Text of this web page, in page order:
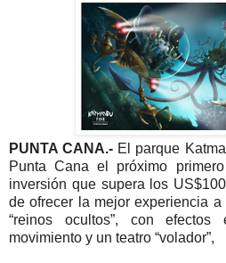
PUNTA CANA.- El parque
Punta Cana el próximo
inversión que supera los
de ofrecer la mejor experiencia
“reinos ocultos”, con efectos
movimiento y un teatro “volador”,